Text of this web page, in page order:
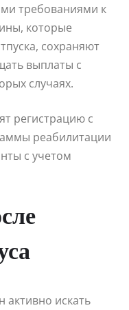
требованиями к
которые
сохраняют
выплаты с
случаях.
регистрацию с
реабилитации
с учетом
активно искать